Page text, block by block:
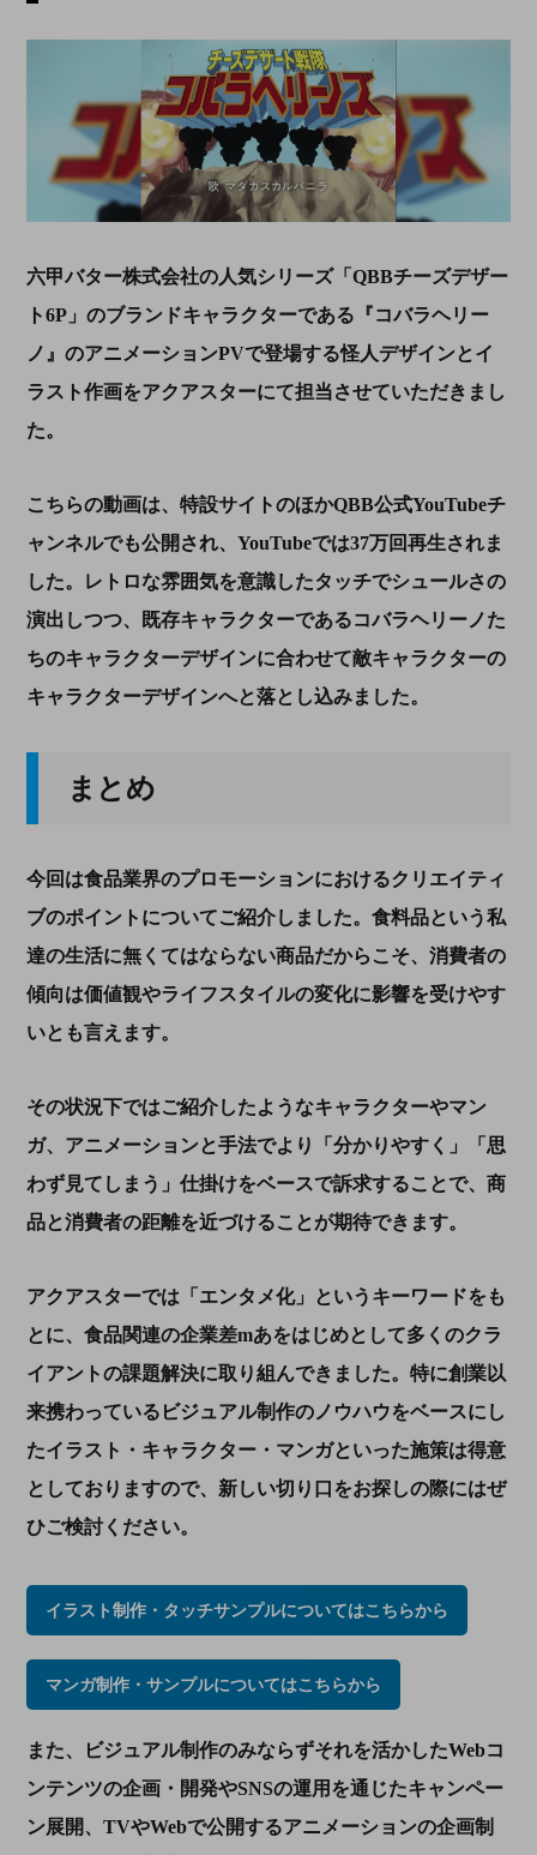
六甲バター株式会社の人気シリーズ「QBBチーズデザー
ト6P」 のブランドキャラクターである『コバラヘリー
ノ』のアニメーションPVで登場する怪人デザインとイ
ラスト作画をアクアスターにて担当させていただきまし
た。
こちらの動画は、特設サイトのほかQBB公式YouTubeチ
ャンネルでも公開され、 YouTubeでは37万回再生されま
した。レトロな雰囲気を意識したタッチでシュールさの
演出しつつ、既存キャラクターであるコバラヘリーノた
ちのキャラクターデザインに合わせて敵キャラクターの
キャラクターデザインへと落とし込みました。
まとめ
今回は食品業界のプロモーションにおけるクリエイティ
ブのポイントについてご紹介しました。食料品という私
達の生活に無くてはならない商品だからこそ、消費者の
傾向は価値観やライフスタイルの変化に影響を受けやす
いとも言えます。
その状況下ではご紹介したようなキャラクターやマン
ガ、アニメーションと手法でより「分かりやすく」「思
わず見てしまう」仕掛けをベースで訴求することで、商
品と消費者の距離を近づけることが期待できます。
アクアスターでは「エンタメ化」というキーワードをも
とに、食品関連の企業差mあをはじめとして多くのクラ
イアントの課題解決に取り組んできました。特に創業以
来携わっているビジュアル制作のノウハウをベースにし
たイラスト・キャラクター・マンガといった施策は得意
としておりますので、新しい切り口をお探しの際にはぜ
ひご検討ください。
イラスト制作・タッチサンプルについてはこちらから
マンガ制作・サンプルについてはこちらから
また、ビジュアル制作のみならずそれを活かしたWebコ
ンテンツの企画・開発やSNSの運用を通じたキャンペー
ン展開、 TVやWebで公開するアニメーションの企画制